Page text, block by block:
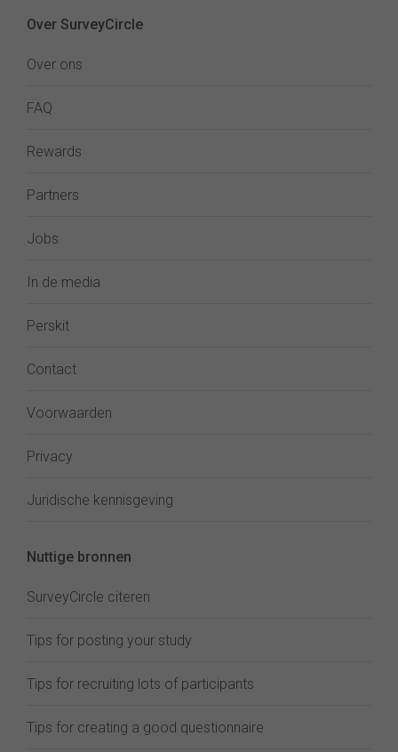
Over SurveyCircle
Over ons
FAQ
Rewards
Partners
Jobs
In de media
Perskit
Contact
Voorwaarden
Privacy
Juridische kennisgeving
Nuttige bronnen
SurveyCircle citeren
Tips for posting your study
Tips for recruiting lots of participants
Tips for creating a good questionnaire